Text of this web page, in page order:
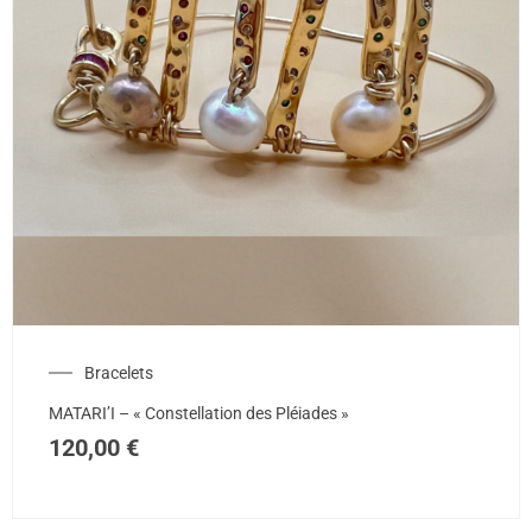
Bracelets
MATARI’I – « Constellation des Pléiades »
120,00 €